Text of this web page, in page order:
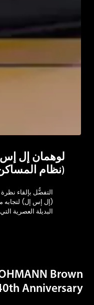
لوهمان إل إس إل -
(نظام المساكن
التفضُّل بإلقاء نظرة سريعة
(إل إس إل) لتجابه مستوى
البديلة العصرية التي تجتاح
LOHMANN
40th